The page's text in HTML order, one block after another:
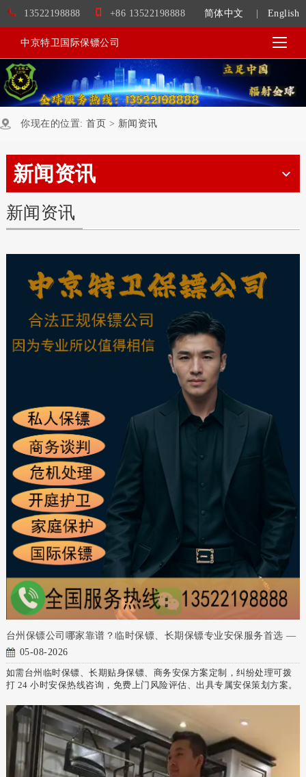
简体中文 English
13522198888 +86 13522198888
中京特卫国际保镖公司
你现在的位置: 首页 > 新闻资讯
新闻资讯
新闻资讯
台州保镖公司哪家靠谱？临时保镖、长期保镖专业安保服务首选 —
05-08-2026
如需台州临时保镖、长期贴身保镖、商务安保方案定制，纠纷处理可拨
打 24 小时安保热线咨询，免费上门风险评估、出具专属安保策划方案。